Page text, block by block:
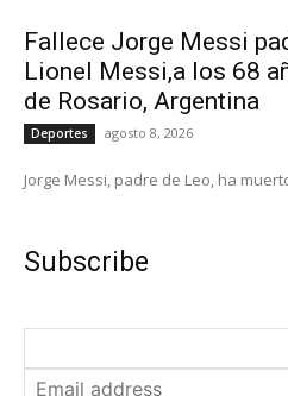
Fallece Jorge Messi
Lionel Messi,a los 68
de Rosario, Argentina
Deportes agosto 8, 2026
Jorge Messi, padre de Leo, ha
Subscribe